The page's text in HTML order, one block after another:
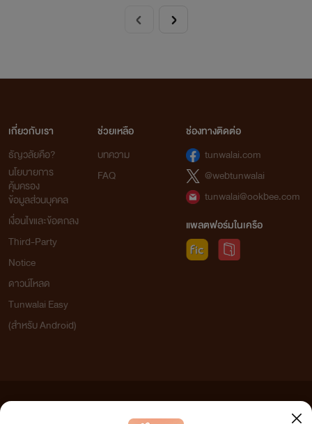
แผ่วเบา
เกี่ยวกับเรา
ธัญวลัยคือ?
นโยบายการ
คุ้มครอง
ข้อมูลส่วนบุคคล
เงื่อนไขและข้อตกลง
Third-Party
Notice
ดาวน์โหลด
Tunwalai Easy
(สำหรับ Android)
ช่วยเหลือ
บทความ
FAQ
ช่องทางติดต่อ
tunwalai.com
@webtunwalai
tunwalai@ookbee.com
แพลตฟอร์มในเครือ